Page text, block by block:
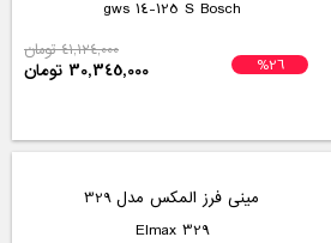
ناموجود
مینی سنگ (مینی فرز) بوش مدل GWS 13-
GWS 13-125 ci Bosch